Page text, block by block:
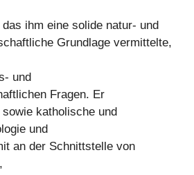
ihm eine solide natur- und
Grundlage vermittelte,
und
Fragen. Er
katholische und
und
an der Schnittstelle von